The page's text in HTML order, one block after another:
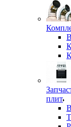
плит